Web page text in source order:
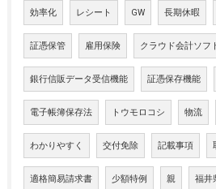
効率化 レシート GW 長期休暇
証憑保管 雇用保険 クラウド会計ソフ
銀行信販データ受信機能 証憑保存機能
電子帳簿保存法 トウモロコシ 物流
わかりやすく 交付免除 記載事項
適格簡易請求書 少額特例 親 福井